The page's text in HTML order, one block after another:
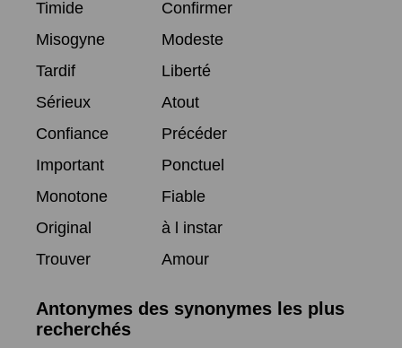
Timide
Confirmer
Misogyne
Modeste
Tardif
Liberté
Sérieux
Atout
Confiance
Précéder
Important
Ponctuel
Monotone
Fiable
Original
à l instar
Trouver
Amour
Antonymes des synonymes les plus
recherchés